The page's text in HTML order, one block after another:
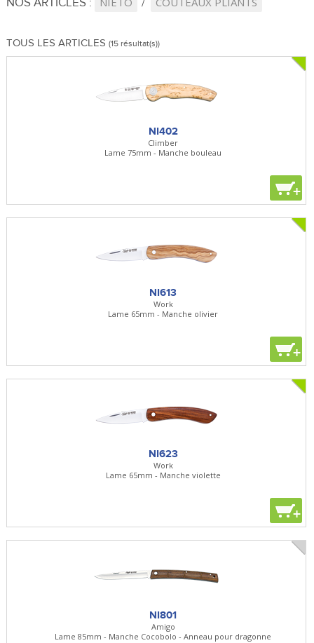
TOUS LES ARTICLES (15 résultat(s))
NI402
Climber
Lame 75mm - Manche bouleau
+
NI613
Work
Lame 65mm - Manche olivier
+
NI623
Work
Lame 65mm - Manche violette
+
NI801
Amigo
Lame 85mm - Manche Cocobolo - Anneau pour dragonne